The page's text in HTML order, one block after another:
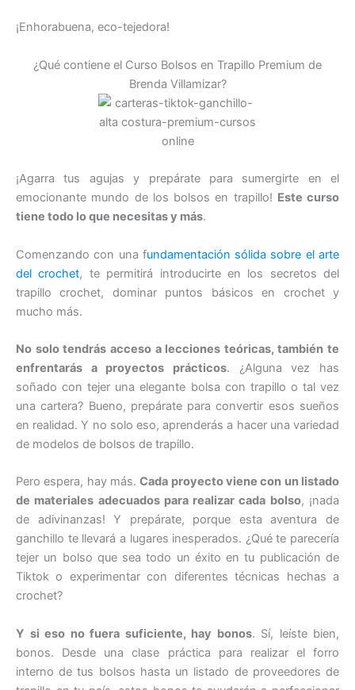
¡Enhorabuena, eco-tejedora!
¿Qué contiene el Curso Bolsos en Trapillo Premium de
Brenda Villamizar?
¡Agarra tus agujas y prepárate para sumergirte en el
emocionante mundo de los bolsos en trapillo! Este curso
tiene todo lo que necesitas y más.
Comenzando con una fundamentación sólida sobre el arte
del crochet, te permitirá introducirte en los secretos del
trapillo crochet, dominar puntos básicos en crochet y
mucho más.
No solo tendrás acceso a lecciones teóricas, también te
enfrentarás a proyectos prácticos. ¿Alguna vez has
soñado con tejer una elegante bolsa con trapillo o tal vez
una cartera? Bueno, prepárate para convertir esos sueños
en realidad. Y no solo eso, aprenderás a hacer una variedad
de modelos de bolsos de trapillo.
Pero espera, hay más.Cada proyecto viene con un listado
de materiales adecuados para realizar cada bolso, ¡nada
de adivinanzas! Y prepárate, porque esta aventura de
ganchillo te llevará a lugares inesperados. ¿Qué te parecería
tejer un bolso que sea todo un éxito en tu publicación de
Tiktok o experimentar con diferentes técnicas hechas a
crochet?
Y si eso no fuera suficiente, hay bonos. Sí, leíste bien,
bonos. Desde una clase práctica para realizar el forro
interno de tus bolsos hasta un listado de proveedores de